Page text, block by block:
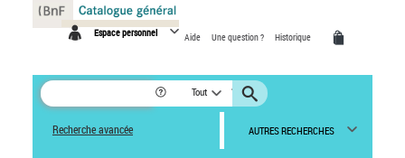
Espace personnel Aide Une question ? Historique
Tout
Recherche avancée AUTRES RECHERCHES
Panneau de gestion des cookies